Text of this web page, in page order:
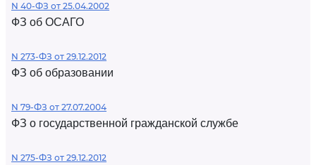
N 40-ФЗ от 25.04.2002
ФЗ об ОСАГО
N 273-ФЗ от 29.12.2012
ФЗ об образовании
N 79-ФЗ от 27.07.2004
ФЗ о государственной гражданской службе
N 275-ФЗ от 29.12.2012